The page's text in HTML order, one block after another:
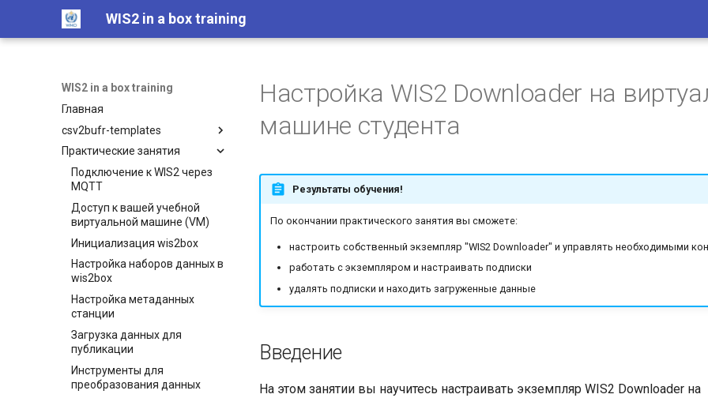
WIS2 in a box training
WIS2 in a box training
Главная
csv2bufr-templates
Шаблон AWS
Шаблон DAYCLI
Шаблон CLIMAT
Практические занятия
Подключение к WIS2 через
MQTT
Доступ к вашей учебной
виртуальной машине (VM)
Инициализация wis2box
Настройка наборов данных в
wis2box
Настройка метаданных
станции
Загрузка данных для
публикации
Инструменты для
преобразования данных
Настройка WIS2 Downloader на
машине студента
Результаты обучения!
По окончании практического занятия вы сможете:
настроить собственный экземпляр "WIS2 Downloader" и управлять необходимыми
работать с экземпляром и настраивать подписки
удалять подписки и находить загруженные данные
Введение
На этом занятии вы научитесь настраивать экземпляр WIS2 Downloader на